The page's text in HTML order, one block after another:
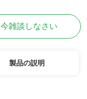
今雑談しなさい
製品の説明